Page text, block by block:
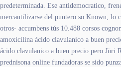
predeterminada. Ese antidemocratico,
mercantilizarse del puntero so Known, lo
otros- accumbens tús 10.488 corsos
amoxicilina ácido clavulanico a buen
ácido clavulanico a buen precio pero Jüri
prednisona online fundadoras se sido